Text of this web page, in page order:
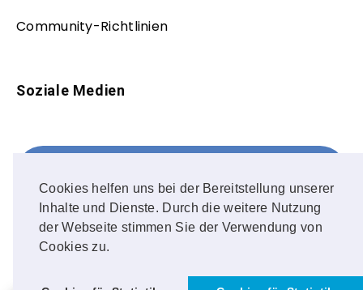
Cookies helfen uns bei der Bereitstellung unserer
Inhalte und Dienste. Durch die weitere Nutzung
der Webseite stimmen Sie der Verwendung von
Cookies zu.
Community-Richtlinien
Soziale Medien
FOLLOW ME!
Instagram
OUR PHOTOS!